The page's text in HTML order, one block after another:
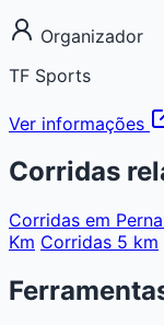
Organizador
TF Sports
Ver informações
Corridas
Corridas em
Km Corridas 5 km